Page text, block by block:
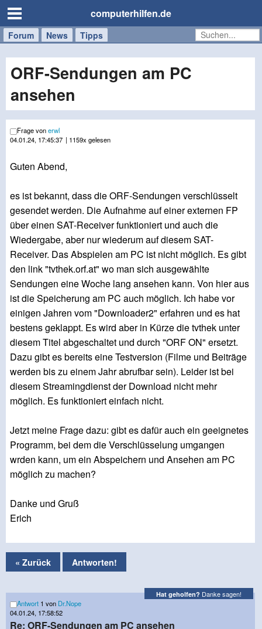
computerhilfen.de
Forum News Tipps
Handy
Tablet
Windows
Mac
ORF-Sendungen am PC
ansehen
Frage vonerwl
04.01.24, 17:45:37 | 1159x gelesen
Guten Abend,
es ist bekannt, dass die ORF-Sendungen verschlüsselt
gesendet werden. Die Aufnahme auf einer externen FP
über einen SAT-Receiver funktioniert und auch die
Wiedergabe, aber nur wiederum auf diesem SAT-
Receiver. Das Abspielen am PC ist nicht möglich. Es gibt
den link "tvthek.orf.at" wo man sich ausgewählte
Sendungen eine Woche lang ansehen kann. Von hier aus
ist die Speicherung am PC auch möglich. Ich habe vor
einigen Jahren vom "Downloader2" erfahren und es hat
bestens geklappt. Es wird aber in Kürze die tvthek unter
diesem Titel abgeschaltet und durch "ORF ON" ersetzt.
Dazu gibt es bereits eine Testversion (Filme und Beiträge
werden bis zu einem Jahr abrufbar sein). Leider ist bei
diesem Streamingdienst der Download nicht mehr
möglich. Es funktioniert einfach nicht.
Jetzt meine Frage dazu: gibt es dafür auch ein geeignetes
Programm, bei dem die Verschlüsselung umgangen
wrden kann, um ein Abspeichern und Ansehen am PC
möglich zu machen?
Danke und Gruß
Erich
« Zurück Antworten!
Hat geholfen? Danke sagen!
Antwort 1 von Dr.Nope
04.01.24, 17:58:52
Re: ORF-Sendungen am PC ansehen